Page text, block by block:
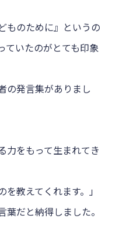
ものために』というの
ていたのがとても印象
の発言集がありまし
力をもって生まれてき
を教えてくれます。」
だと納得しました。